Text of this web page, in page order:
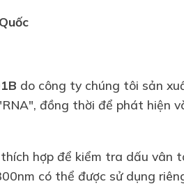
do công ty chúng tôi sản
đồng thời để phát hiện
thích hợp để kiểm tra dấu vân
có thể được sử dụng